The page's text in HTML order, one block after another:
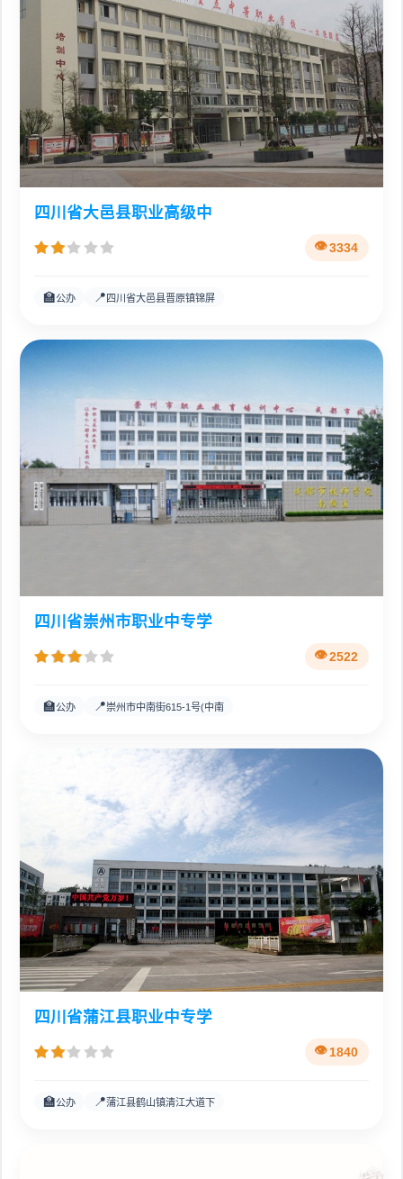
四川省大邑县职业高级中
3334
🏫公办 📍四川省大邑县晋原镇锦屏
四川省崇州市职业中专学
2522
🏫公办 📍崇州市中南街615-1号(中南
四川省蒲江县职业中专学
1840
🏫公办 📍蒲江县鹤山镇清江大道下